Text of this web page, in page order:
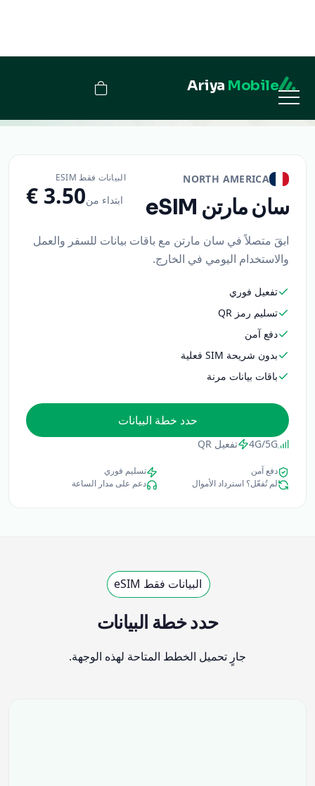
سان مارتن
NORTH AMERICA
سان مارتن
البيانات فقط ESIM
ابتداء من
ابقَ متصلاً في سان مارتن مع باقات بيانات للسفر والعمل
والاستخدام اليومي في الخارج.
تفعيل فوري
تسليم رمز QR
دفع آمن
بدون شريحة SIM فعلية
باقات بيانات مرنة
حدد خطة البيانات
4G/5G تفعيل QR
دفع آمن
تسليم فوري
لم تُفعّل؟ استرداد الأموال
دعم على مدار الساعة
البيانات فقط eSIM
حدد خطة البيانات
جارٍ تحميل الخطط المتاحة لهذه الوجهة.